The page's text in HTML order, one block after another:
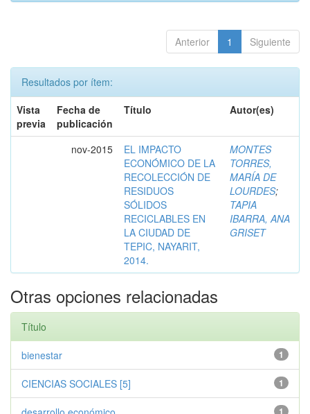
Anterior 1 Siguiente
Resultados por ítem:
Vista
previa
Fecha de
publicación
Título Autor(es)
nov-2015
EL IMPACTO
ECONÓMICO DE LA
RECOLECCIÓN DE
RESIDUOS
SÓLIDOS
RECICLABLES EN
LA CIUDAD DE
TEPIC, NAYARIT,
2014.
MONTES
TORRES,
MARÍA DE
LOURDES;
TAPIA
IBARRA, ANA
GRISET
Otras opciones relacionadas
Título
1
bienestar
1
CIENCIAS SOCIALES [5]
1